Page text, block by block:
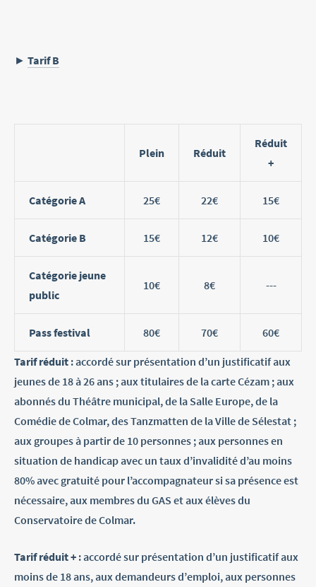
► Tarif B
Plein Réduit
Réduit
+
Catégorie A 25€ 22€ 15€
Catégorie B 15€ 12€ 10€
Catégorie jeune
public
10€ 8€ ---
Pass festival 80€ 70€ 60€
Tarif réduit : accordé sur présentation d’un justificatif aux
jeunes de 18 à 26 ans ; aux titulaires de la carte Cézam ; aux
abonnés du Théâtre municipal, de la Salle Europe, de la
Comédie de Colmar, des Tanzmatten de la Ville de Sélestat ;
aux groupes à partir de 10 personnes ; aux personnes en
situation de handicap avec un taux d’invalidité d’au moins
80% avec gratuité pour l’accompagnateur si sa présence est
nécessaire, aux membres du GAS et aux élèves du
Conservatoire de Colmar.
Tarif réduit + : accordé sur présentation d’un justificatif aux
moins de 18 ans, aux demandeurs d’emploi, aux personnes